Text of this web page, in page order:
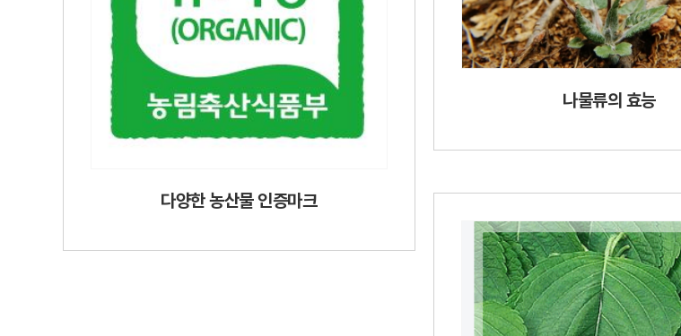
다양한 농산물 인증마크
나물류의 효능